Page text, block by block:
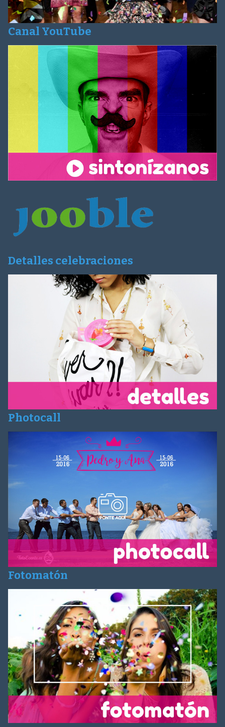
Canal YouTube
Detalles celebraciones
Photocall
Fotomatón